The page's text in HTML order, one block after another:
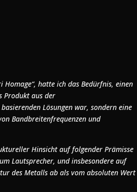
hatte ich das Bedürfnis, einen
Produkt aus der
Lösungen war, sondern eine
Bandbreitenfrequenzen und
Hinsicht auf folgender Prämisse
Lautsprecher, und insbesondere auf
des Metalls ab als vom absoluten Wert